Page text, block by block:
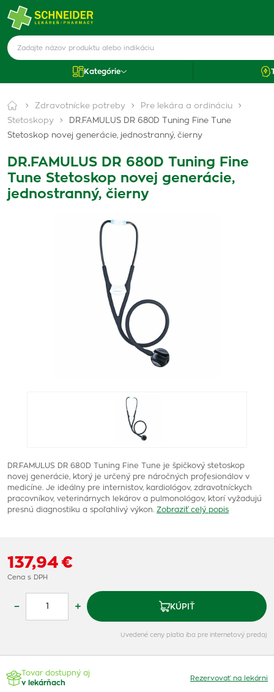
Kategórie
Zdravotnícke potreby
Pre lekára a ordináciu
Stetoskopy
DR.FAMULUS DR 680D Tuning Fine Tune
Stetoskop novej generácie, jednostranný, čierny
DR.FAMULUS DR 680D Tuning Fine
Tune Stetoskop novej generácie,
jednostranný, čierny
DR.FAMULUS DR 680D Tuning Fine Tune je špičkový stetoskop
novej generácie, ktorý je určený pre náročných profesionálov v
medicíne. Je ideálny pre internistov, kardiológov, zdravotníckych
pracovníkov, veterinárnych lekárov a pulmonológov, ktorí vyžadujú
presnú diagnostiku a spoľahlivý výkon. Zobraziť celý popis
137,94 €
Cena s DPH
– + KÚPIŤ
Uvedené ceny platia iba pre internetový predaj
Tovar dostupný aj
v lekárňach
Rezervovať na lekárni